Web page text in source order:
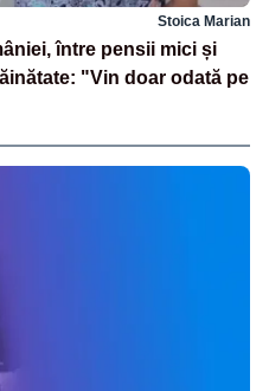
Stoica Marian
între pensii mici și
"Vin doar odată pe